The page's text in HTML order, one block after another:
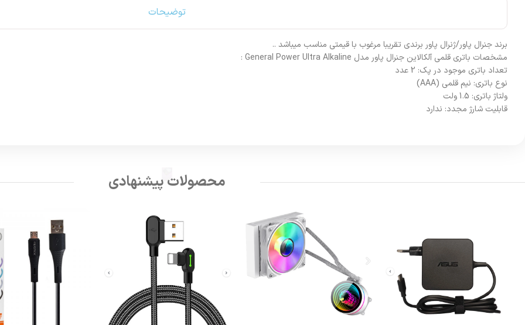
توضیحات
برند جنرال پاور/ژنرال پاور برندی تقریبا مرغوب با قیمتی مناسب میباشد ..
مشخصات باتری قلمی آلکالاین جنرال پاور مدل General Power Ultra Alkaline :
تعداد باتری موجود در پک: 2 عدد
نوع باتری: نیم قلمی (AAA)
ولتاژ باتری: 1.5 ولت
قابلیت شارژ مجدد: ندارد
محصولات پیشنهادی